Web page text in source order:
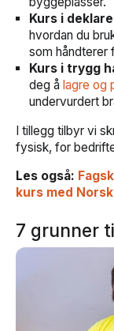
Kurs i
hvordan du
som håndterer
Kurs i trygg
deg å lagre og
undervurdert
I tillegg tilbyr vi
fysisk, for
Les også:
kurs med
7 grunner